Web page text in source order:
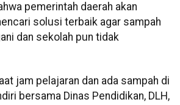
pemerintah daerah akan
solusi terbaik agar sampah
dan sekolah pun tidak
jam pelajaran dan ada sampah di
bersama Dinas Pendidikan, DLH,